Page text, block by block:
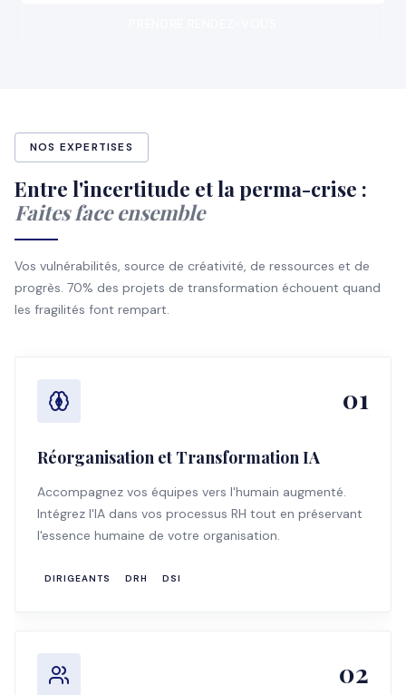
NOS EXPERTISES
Entre l'incertitude et la perma-crise :
Faites face ensemble
Vos vulnérabilités, source de créativité, de ressources et de
progrès. 70% des projets de transformation échouent quand
les fragilités font rempart.
01
Réorganisation et Transformation IA
Accompagnez vos équipes vers l'humain augmenté.
Intégrez l'IA dans vos processus RH tout en préservant
l'essence humaine de votre organisation.
DIRIGEANTS DRH DSI
02